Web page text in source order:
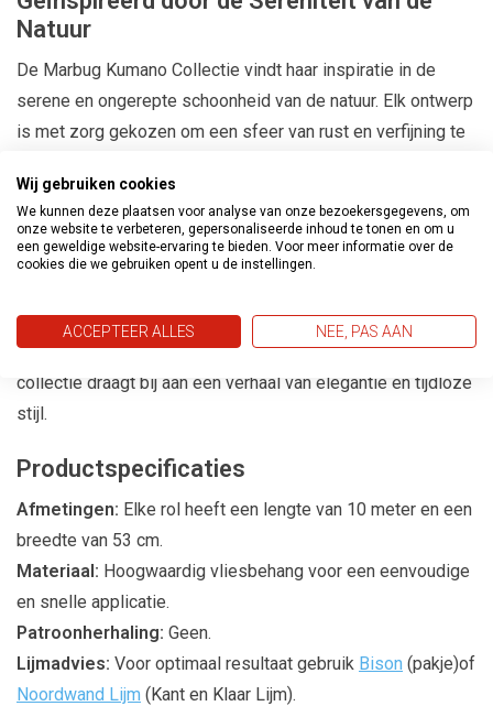
Natuur
De Marbug Kumano Collectie vindt haar inspiratie in de
serene en ongerepte schoonheid van de natuur. Elk ontwerp
is met zorg gekozen om een sfeer van rust en verfijning te
interieurtrends.
Diversiteit in Design
moderne geometrische motieven, de Kumano Collectie
biedt een rijke variatie voor elke smaak. Elk behang in deze
collectie draagt bij aan een verhaal van elegantie en tijdloze
stijl.
Productspecificaties
Afmetingen: Elke rol heeft een lengte van 10 meter en een
breedte van 53 cm.
Materiaal: Hoogwaardig vliesbehang voor een eenvoudige
en snelle applicatie.
Patroonherhaling: Geen.
Lijmadvies: Voor optimaal resultaat gebruik Bison (pakje)of
Noordwand Lijm (Kant en Klaar Lijm).
Wij gebruiken cookies
We kunnen deze plaatsen voor analyse van onze bezoekersgegevens, om
onze website te verbeteren, gepersonaliseerde inhoud te tonen en om u
een geweldige website-ervaring te bieden. Voor meer informatie over de
cookies die we gebruiken opent u de instellingen.
ACCEPTEER ALLES NEE, PAS AAN